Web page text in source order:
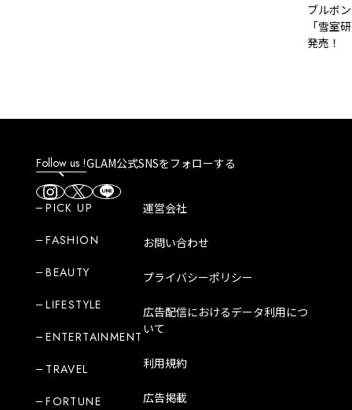
ブルボン
「雪室研
発売！
Follow us !GLAM公式SNSをフォローする
PICK UP
FASHION
BEAUTY
LIFESTYLE
ENTERTAINMENT
TRAVEL
FORTUNE
運営会社
お問い合わせ
プライバシーポリシー
広告配信におけるデータ利用につ
いて
利用規約
広告掲載